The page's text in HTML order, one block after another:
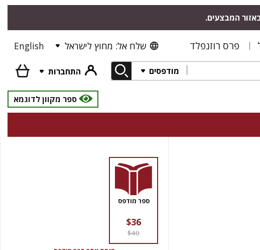
המבצעים.
פרס רוזנפלד שלח אל: מחוץ לישראל English
מודפסים
התחברות
ספר מקוון לדוגמא
ספר מודפס
$36
$40